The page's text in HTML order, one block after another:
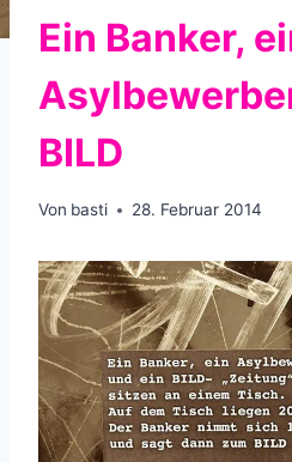
Ein Banker,
BILD
Von basti 28. Februar 2014